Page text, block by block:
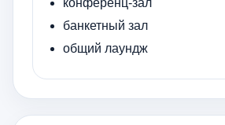
конференц-зал
банкетный зал
общий лаундж